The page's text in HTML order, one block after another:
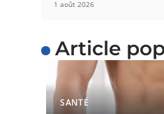
1 août 2026
Article
SANTÉ